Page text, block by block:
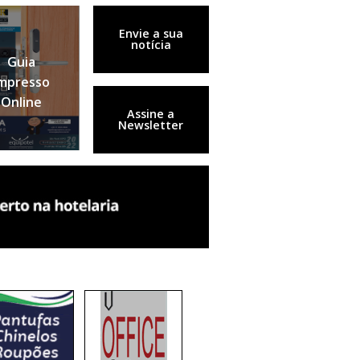
Guia
Online
Envie a sua
notícia
Assine a
Newsletter